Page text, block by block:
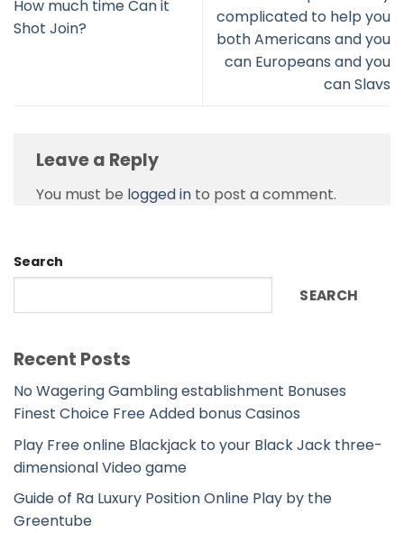
How much time Can it
Shot Join?
complicated to help you
both Americans and you
can Europeans and you
can Slavs
Leave a Reply
You must be logged in to post a comment.
Search
SEARCH
Recent Posts
No Wagering Gambling establishment Bonuses
Finest Choice Free Added bonus Casinos
Play Free online Blackjack to your Black Jack three-
dimensional Video game
Guide of Ra Luxury Position Online Play by the
Greentube